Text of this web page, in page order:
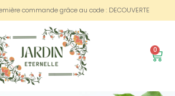
commande grâce au code : DECOUVERTE
0